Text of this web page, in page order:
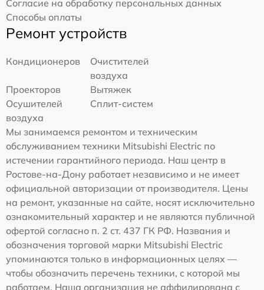
Согласие на обработку персональных данных
Способы оплаты
Ремонт устройств
Кондиционеров
Очистителей
воздуха
Проекторов
Вытяжек
Осушителей
воздуха
Сплит-систем
Мы занимаемся ремонтом и техническим
обслуживанием техники Mitsubishi Electric по
истечении гарантийного периода. Наш центр в
Ростове-на-Дону работает независимо и не имеет
официальной авторизации от производителя. Цены
на ремонт, указанные на сайте, носят исключительно
ознакомительный характер и не являются публичной
офертой согласно п. 2 ст. 437 ГК РФ. Названия и
обозначения торговой марки Mitsubishi Electric
упоминаются только в информационных целях —
чтобы обозначить перечень техники, с которой мы
работаем. Наша организация не аффилирована с